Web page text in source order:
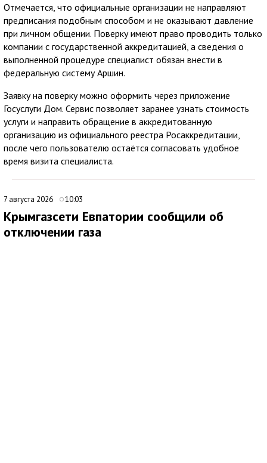
Отмечается, что официальные организации не направляют
предписания подобным способом и не оказывают давление
при личном общении. Поверку имеют право проводить только
компании с государственной аккредитацией, а сведения о
выполненной процедуре специалист обязан внести в
федеральную систему Аршин.
Заявку на поверку можно оформить через приложение
Госуслуги Дом. Сервис позволяет заранее узнать стоимость
услуги и направить обращение в аккредитованную
организацию из официального реестра Росаккредитации,
после чего пользователю остаётся согласовать удобное
время визита специалиста.
7 августа 2026 10:03
Крымгазсети Евпатории сообщили об
отключении газа